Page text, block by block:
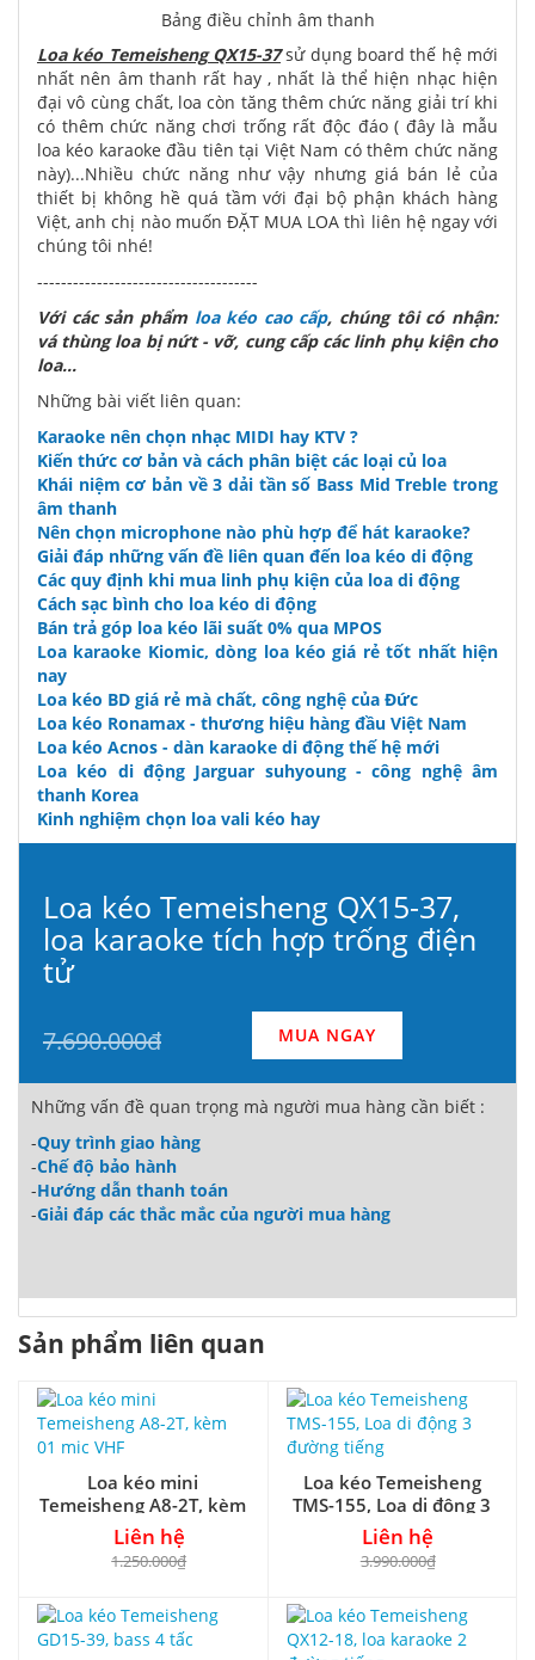
Bảng điều chỉnh âm thanh
Loa kéo Temeisheng QX15-37sử dụng board thế hệ mới
nhất nên âm thanh rất hay , nhất là thể hiện nhạc hiện
đại vô cùng chất, loa còn tăng thêm chức năng giải trí khi
có thêm chức năng chơi trống rất độc đáo ( đây là mẫu
loa kéo karaoke đầu tiên tại Việt Nam có thêm chức năng
này)...Nhiều chức năng như vậy nhưng giá bán lẻ của
thiết bị không hề quá tầm với đại bộ phận khách hàng
Việt, anh chị nào muốn ĐẶT MUA LOA thì liên hệ ngay với
chúng tôi nhé!
-------------------------------------
Với các sản phẩm loa kéo cao cấp, chúng tôi có nhận:
vá thùng loa bị nứt - vỡ, cung cấp các linh phụ kiện cho
loa...
Những bài viết liên quan:
Karaoke nên chọn nhạc MIDI hay KTV ?
Kiến thức cơ bản và cách phân biệt các loại củ loa
Khái niệm cơ bản về 3 dải tần số Bass Mid Treble trong
âm thanh
Nên chọn microphone nào phù hợp để hát karaoke?
Giải đáp những vấn đề liên quan đến loa kéo di động
Các quy định khi mua linh phụ kiện của loa di động
Cách sạc bình cho loa kéo di động
Bán trả góp loa kéo lãi suất 0% qua MPOS
Loa karaoke Kiomic, dòng loa kéo giá rẻ tốt nhất hiện
nay
Loa kéo BD giá rẻ mà chất, công nghệ của Đức
Loa kéo Ronamax - thương hiệu hàng đầu Việt Nam
Loa kéo Acnos - dàn karaoke di động thế hệ mới
Loa kéo di động Jarguar suhyoung - công nghệ âm
thanh Korea
Kinh nghiệm chọn loa vali kéo hay
Loa kéo Temeisheng QX15-37,
loa karaoke tích hợp trống điện
tử
7.690.000đ MUA NGAY
Những vấn đề quan trọng mà người mua hàng cần biết :
-Quy trình giao hàng
-Chế độ bảo hành
-Hướng dẫn thanh toán
-Giải đáp các thắc mắc của người mua hàng
Sản phẩm liên quan
Loa kéo mini
Temeisheng A8-2T, kèm
01 mic VHF
Liên hệ
1.250.000₫
Loa kéo Temeisheng
TMS-155, Loa di động 3
đường tiếng
Liên hệ
3.990.000₫